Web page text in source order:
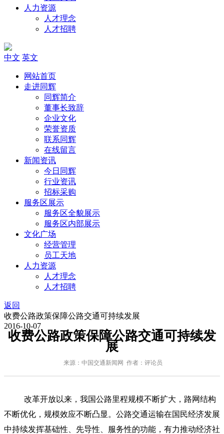
人力资源
人才理念
人才招聘
中文 英文
网站首页
走进同辉
同辉简介
董事长致辞
企业文化
荣誉资质
联系同辉
在线留言
新闻资讯
今日同辉
行业资讯
招标采购
服务区展示
服务区全貌展示
服务区内部展示
文化广场
经营管理
员工天地
人力资源
人才理念
人才招聘
返回
收费公路政策保障公路交通可持续发展
2016-10-07
收费公路政策保障公路交通可持续发
展
来源：中国交通新闻网 作者：评论员
改革开放以来，我国公路里程规模不断扩大，路网结构
不断优化，规模效应不断凸显。公路交通运输在国民经济发展
中持续发挥基础性、先导性、服务性的功能，有力推动经济社